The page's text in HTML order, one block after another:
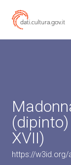
XVII)
https://